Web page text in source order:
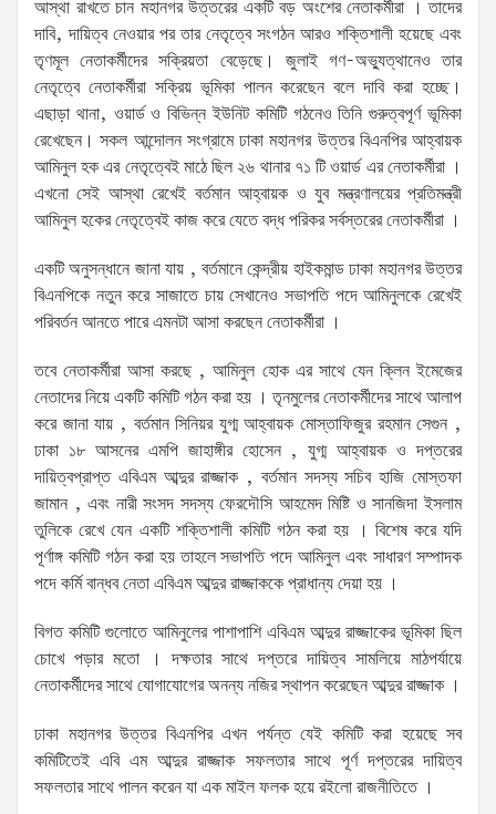
আস্থা রাখতে চান মহানগর উত্তরের একটি বড় অংশের নেতাকর্মীরা । তাদের
দাবি, দায়িত্ব নেওয়ার পর তার নেতৃত্বে সংগঠন আরও শক্তিশালী হয়েছে এবং
তৃণমূল নেতাকর্মীদের সক্রিয়তা বেড়েছে। জুলাই গণ-অভ্যুত্থানেও তার
নেতৃত্বে নেতাকর্মীরা সক্রিয় ভূমিকা পালন করেছেন বলে দাবি করা হচ্ছে।
এছাড়া থানা, ওয়ার্ড ও বিভিন্ন ইউনিট কমিটি গঠনেও তিনি গুরুত্বপূর্ণ ভূমিকা
রেখেছেন। সকল আন্দোলন সংগ্রামে ঢাকা মহানগর উত্তর বিএনপির আহ্বায়ক
আমিনুল হক এর নেতৃত্বেই মাঠে ছিল ২৬ থানার ৭১ টি ওয়ার্ড এর নেতাকর্মীরা ।
এখনো সেই আস্থা রেখেই বর্তমান আহ্বায়ক ও যুব মন্ত্রণালয়ের প্রতিমন্ত্রী
আমিনুল হকের নেতৃত্বেই কাজ করে যেতে বদ্ধ পরিকর সর্বস্তরের নেতাকর্মীরা ।
একটি অনুসন্ধানে জানা যায় , বর্তমানে কেন্দ্রীয় হাইকমান্ড ঢাকা মহানগর উত্তর
বিএনপিকে নতুন করে সাজাতে চায় সেখানেও সভাপতি পদে আমিনুলকে রেখেই
পরিবর্তন আনতে পারে এমনটা আসা করছেন নেতাকর্মীরা ।
তবে নেতাকর্মীরা আসা করছে , আমিনুল হোক এর সাথে যেন ক্লিন ইমেজের
নেতাদের নিয়ে একটি কমিটি গঠন করা হয় । তৃনমুলের নেতাকর্মীদের সাথে আলাপ
করে জানা যায় , বর্তমান সিনিয়র যুগ্ম আহ্বায়ক মোস্তাফিজুর রহমান সেগুন ,
ঢাকা ১৮ আসনের এমপি জাহাঙ্গীর হোসেন , যুগ্ম আহ্বায়ক ও দপ্তরের
দায়িত্বপ্রাপ্ত এবিএম আব্দুর রাজ্জাক , বর্তমান সদস্য সচিব হাজি মোস্তফা
জামান , এবং নারী সংসদ সদস্য ফেরদৌসি আহমেদ মিষ্টি ও সানজিদা ইসলাম
তুলিকে রেখে যেন একটি শক্তিশালী কমিটি গঠন করা হয় । বিশেষ করে যদি
পূর্ণাঙ্গ কমিটি গঠন করা হয় তাহলে সভাপতি পদে আমিনুল এবং সাধারণ সম্পাদক
পদে কর্মি বান্ধব নেতা এবিএম আব্দুর রাজ্জাককে প্রাধান্য দেয়া হয় ।
বিগত কমিটি গুলোতে আমিনুলের পাশাপাশি এবিএম আব্দুর রাজ্জাকের ভূমিকা ছিল
চোখে পড়ার মতো । দক্ষতার সাথে দপ্তরে দায়িত্ব সামলিয়ে মাঠপর্যায়ে
নেতাকর্মীদের সাথে যোগাযোগের অনন্য নজির স্থাপন করেছেন আব্দুর রাজ্জাক ।
ঢাকা মহানগর উত্তর বিএনপির এখন পর্যন্ত যেই কমিটি করা হয়েছে সব
কমিটিতেই এবি এম আব্দুর রাজ্জাক সফলতার সাথে পূর্ণ দপ্তরের দায়িত্ব
সফলতার সাথে পালন করেন যা এক মাইল ফলক হয়ে রইলো রাজনীতিতে ।